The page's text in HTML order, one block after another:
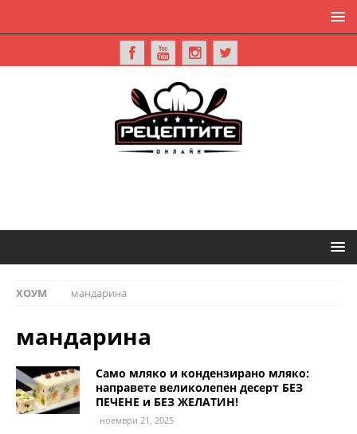
ХОУМ мандарина
мандарина
Само мляко и кондензирано мляко:
направете великолепен десерт БЕЗ
ПЕЧЕНЕ и БЕЗ ЖЕЛАТИН!
ноември 21, 2025